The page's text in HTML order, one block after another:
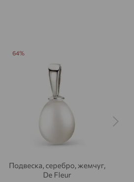
Подвеска, серебро, жемчуг,
De Fleur
64%